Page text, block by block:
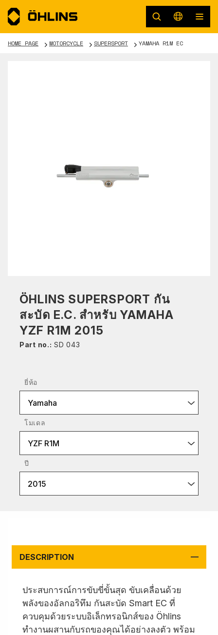
HOME PAGE MOTORCYCLE SUPERSPORT YAMAHA R1M EC
ÖHLINS SUPERSPORT กัน
สะบัด E.C. สำหรับ YAMAHA
YZF R1M 2015
Part no.: SD 043
ยี่ห้อ
Yamaha
โมเดล
YZF R1M
ปี
2015
DESCRIPTION
ประสบการณ์การขับขี่ขั้นสุด ขับเคลื่อนด้วย
พลังของอัลกอริทึม กันสะบัด Smart EC ที่
ควบคุมด้วยระบบอิเล็กทรอนิกส์ของ Öhlins
ทำงานผสานกับรถของคุณได้อย่างลงตัว พร้อม